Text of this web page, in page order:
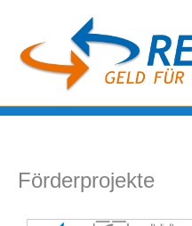
springen
Förderprojekte